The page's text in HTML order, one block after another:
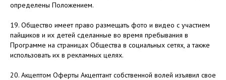
определены Положением.
19. Общество имеет право размещать фото и видео с участием
пайщиков и их детей сделанные во время пребывания в
Программе на страницах Общества в социальных сетях, а также
использовать их в рекламных целях.
20. Акцептом Оферты Акцептант собственной волей изъявил свое